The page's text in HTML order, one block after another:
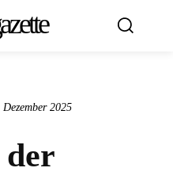
Dezember 2025
der